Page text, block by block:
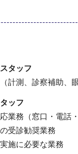
タッフ
測、診察補助、眼
ッフ
業務（窓口・電話
受診勧奨業務
施に必要な業務